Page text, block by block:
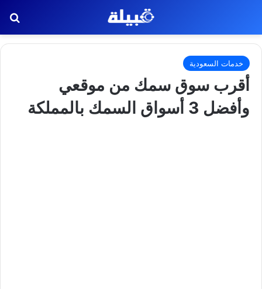
خدمات السعودية
أقرب سوق سمك من موقعي
وأفضل 3 أسواق السمك بالمملكة